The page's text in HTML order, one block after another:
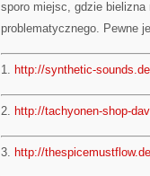
sporo miejsc, gdzie bielizna
problematycznego. Pewne
1. http://synthetic-sounds.de
2. http://tachyonen-shop-
3. http://thespicemustflow.de